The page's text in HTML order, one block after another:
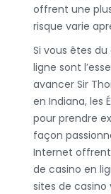
offrent une
risque varie
Si vous êtes
ligne sont
avancer Sir
en Indiana, les
pour prendre
façon
Internet
de casino en
sites de